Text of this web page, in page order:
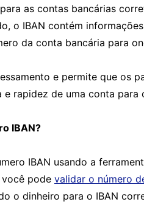
as contas bancárias
o IBAN contém
da conta bancária para
e permite que os
rapidez de uma conta para
IBAN?
IBAN usando a
você pode validar o número
o dinheiro para o IBAN